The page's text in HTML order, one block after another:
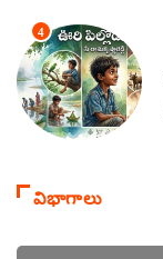
4
విభాగాలు